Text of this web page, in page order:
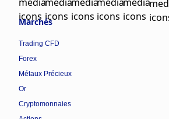
Marchés
Trading CFD
Forex
Métaux Précieux
Or
Cryptomonnaies